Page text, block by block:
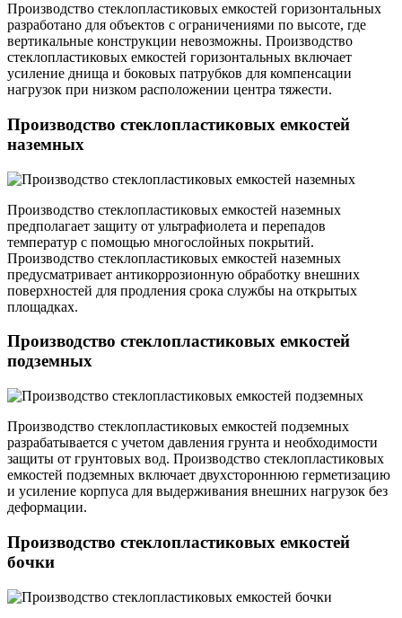
Производство стеклопластиковых емкостей горизонтальных
разработано для объектов с ограничениями по высоте, где
вертикальные конструкции невозможны. Производство
стеклопластиковых емкостей горизонтальных включает
усиление днища и боковых патрубков для компенсации
нагрузок при низком расположении центра тяжести.
Производство стеклопластиковых емкостей
наземных
Производство стеклопластиковых емкостей наземных
предполагает защиту от ультрафиолета и перепадов
температур с помощью многослойных покрытий.
Производство стеклопластиковых емкостей наземных
предусматривает антикоррозионную обработку внешних
поверхностей для продления срока службы на открытых
площадках.
Производство стеклопластиковых емкостей
подземных
Производство стеклопластиковых емкостей подземных
разрабатывается с учетом давления грунта и необходимости
защиты от грунтовых вод. Производство стеклопластиковых
емкостей подземных включает двухстороннюю герметизацию
и усиление корпуса для выдерживания внешних нагрузок без
деформации.
Производство стеклопластиковых емкостей
бочки